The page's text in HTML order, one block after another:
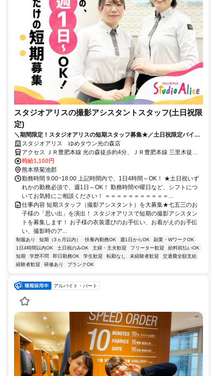
スタジオアリスの撮影アシスタントスタッフ(土日祝限
定)
＼期間限定！スタジオアリスの短期スタッフ募集★／土日祝限定バイト
◎週1日、1日4h～OK！
スタジオアリス ゆめタウン光の森店
アクセス ＪＲ豊肥本線 光の森徒歩約4分、ＪＲ豊肥本線 三里木徒歩
約15分、ＪＲ豊肥本線 武蔵塚徒歩約26分 豊肥本線 光の森駅より徒歩
3分
時給1,100円
熊本県菊池郡
勤務時間 9:00~18:00 上記時間内で、1日4時間～OK！ ★土日祝いず
れかの勤務必須で、週1日～OK！ 勤務時間や曜日など、シフトにつ
いてお気軽にご相談ください！ ＝＝＝＝＝＝＝＝＝＝＝...
仕事内容 短期スタッフ（撮影アシスタント）を大募集★七五三のお
子様の「思い出」を演出！ スタジオアリスで短期の撮影アシスタン
トを募集します！ お子様の衣装選びのお手伝い、お着がえのお手伝
い、撮影時のア...
制服あり 短期（3ヵ月以内） 扶養内勤務OK 週1日からOK
副業・WワークOK
1日4時間以内OK
土日祝のみOK 主婦・主夫歓迎 フリーター歓迎
給料前払いOK
短期
学歴不問 即日勤務OK 学生歓迎 転勤なし 未経験者歓迎
交通費全額支給
経験者歓迎
研修あり ブランクOK
アルバイト・パート